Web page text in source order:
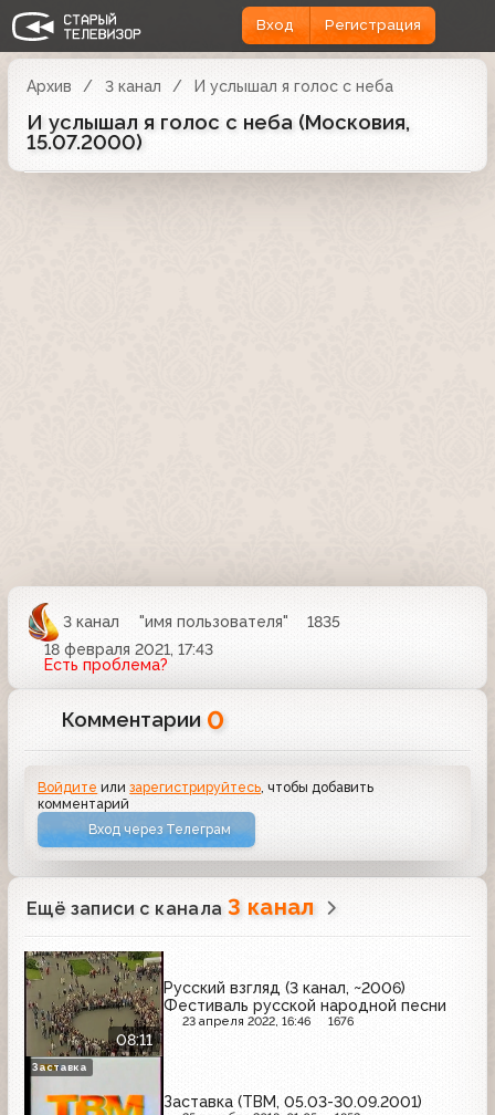
Вход Регистрация
Архив 3 канал И услышал я голос с неба
И услышал я голос с неба (Московия,
15.07.2000)
3 канал "имя пользователя"
1835
18 февраля 2021, 17:43
Есть проблема?
Комментарии 0
Войдите илизарегистрируйтесь , чтобы добавить
комментарий
Вход через Телеграм
Ещё записи с канала 3 канал
08:11
Русский взгляд (3 канал, ~2006)
Фестиваль русской народной песни
23 апреля 2022, 16:46 1676
Заставка (ТВМ, 05.03-30.09.2001)
Заставка